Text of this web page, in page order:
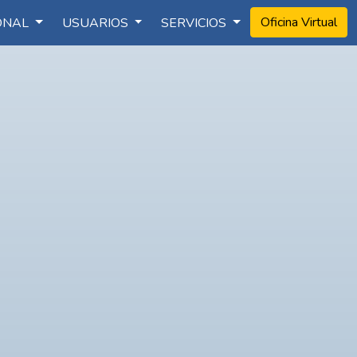
USUARIOS SERVICIOS Oficina Virtual